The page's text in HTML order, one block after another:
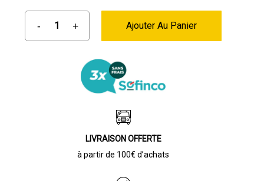
Ajouter Au Panier
LIVRAISON OFFERTE
à partir de 100€ d’achats